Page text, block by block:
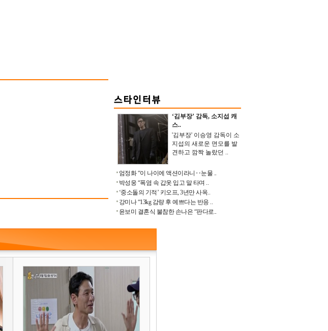
‘김부장’ 감독, 소지섭 캐
스..
'김부장' 이승영 감독이 소
지섭의 새로운 면모를 발
견하고 깜짝 놀랐던 ..
엄정화 “이 나이에 액션이라니‥눈물 ..
박성웅 “폭염 속 갑옷 입고 말 타며 ..
‘중소돌의 기적’ 키오프, 3년만 사옥..
강미나 “13kg 감량 후 예쁘다는 반응 ..
윤보미 결혼식 불참한 손나은 “판다로..